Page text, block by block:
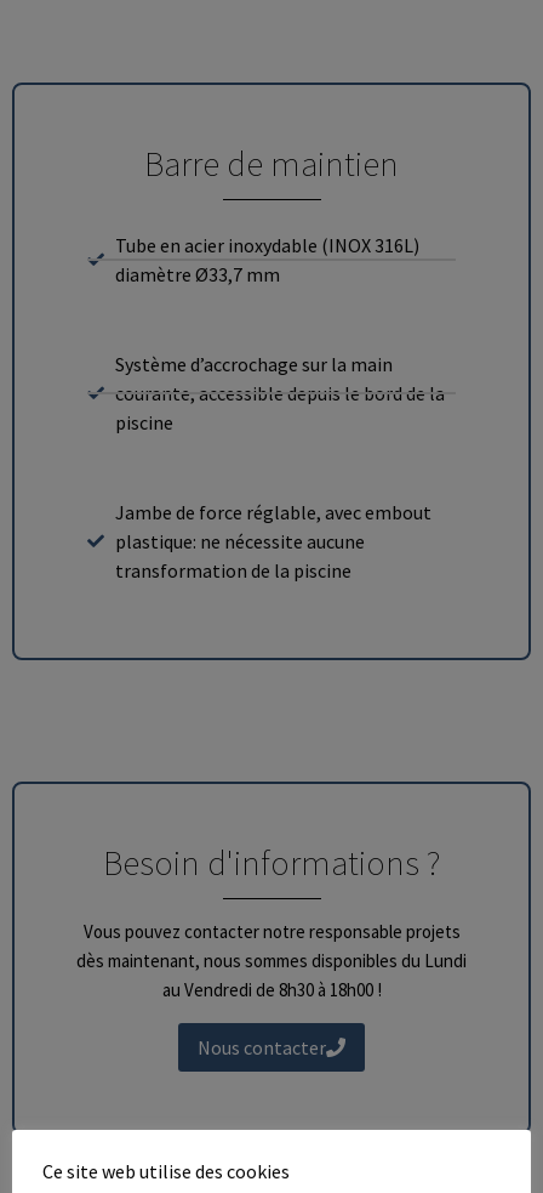
Barre de maintien
Tube en acier inoxydable (INOX 316L)
diamètre Ø33,7 mm
Système d’accrochage sur la main
courante, accessible depuis le bord de la
piscine
Jambe de force réglable, avec embout
plastique: ne nécessite aucune
transformation de la piscine
Besoin d'informations ?
Vous pouvez contacter notre responsable projets
dès maintenant, nous sommes disponibles du Lundi
au Vendredi de 8h30 à 18h00 !
Nous contacter
Ce site web utilise des cookies